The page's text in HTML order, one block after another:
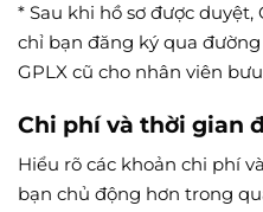
* Sau khi hồ sơ được duyệt,
chỉ bạn đăng ký qua
GPLX cũ cho nhân viên
Chi phí và thời gian
Hiểu rõ các khoản chi phí
bạn chủ động hơn trong